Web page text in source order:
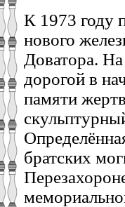
К 1973 году
нового
Доватора.
дорогой в
памяти
братских